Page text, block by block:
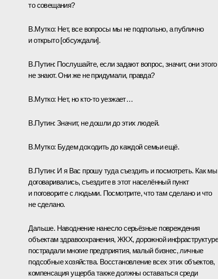
то совещания?
В.Мутко: Нет, все вопросы мы не подпольно, а публично
и открыто [обсуждали].
В.Путин: Послушайте, если задают вопрос, значит, они этого
не знают. Они же не придумали, правда?
В.Мутко: Нет, но кто-то уезжает…
В.Путин: Значит, не дошли до этих людей.
В.Мутко: Будем доходить до каждой семьи ещё.
В.Путин: И я Вас прошу туда съездить и посмотреть. Как мы
договаривались, съездите в этот населённый пункт
и поговорите с людьми. Посмотрите, что там сделано и что
не сделано.
Дальше. Наводнение нанесло серьёзные повреждения
объектам здравоохранения, ЖКХ, дорожной
пострадали многие предприятия, малый бизнес, личные
подсобные хозяйства. Восстановление всех этих объектов,
компенсация ущерба также должны оставаться среди